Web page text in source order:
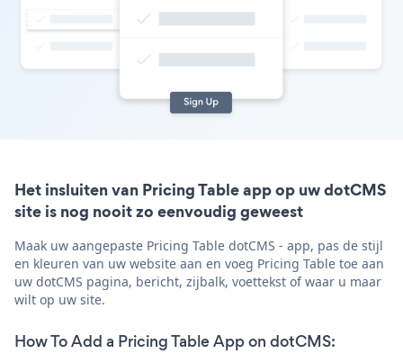
Het insluiten van Pricing Table app op uw dotCMS
site is nog nooit zo eenvoudig geweest
Maak uw aangepaste Pricing Table dotCMS - app, pas de stijl
en kleuren van uw website aan en voeg Pricing Table toe aan
uw dotCMS pagina, bericht, zijbalk, voettekst of waar u maar
wilt op uw site.
How To Add a Pricing Table App on dotCMS: